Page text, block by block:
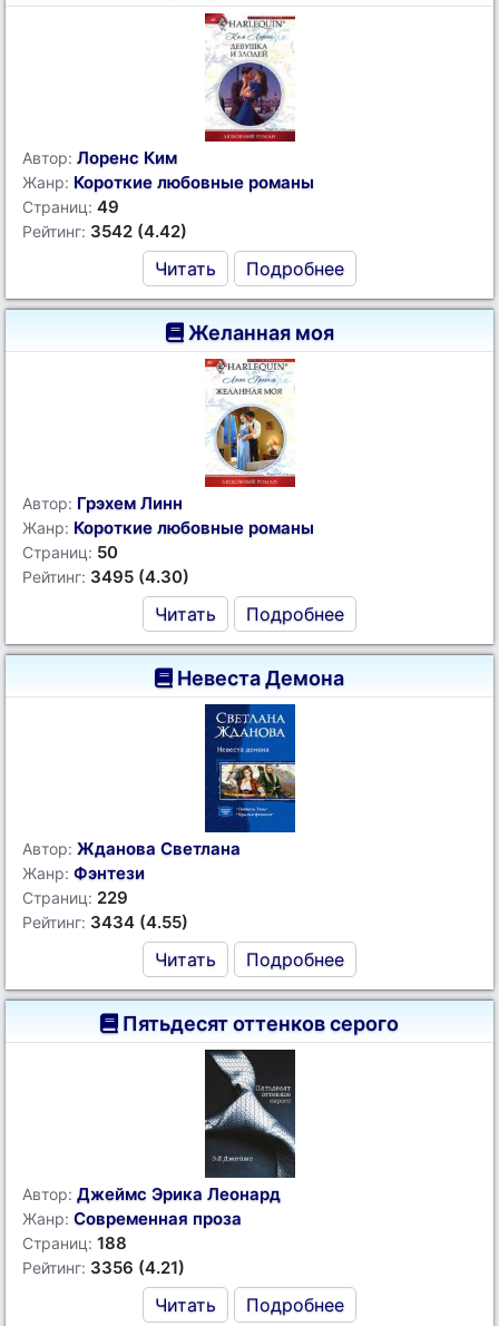
Автор: Лоренс Ким
Жанр: Короткие любовные романы
Страниц: 49
Рейтинг: 3542 (4.42)
Читать Подробнее
Желанная моя
Автор: Грэхем Линн
Жанр: Короткие любовные романы
Страниц: 50
Рейтинг: 3495 (4.30)
Читать Подробнее
Невеста Демона
Автор: Жданова Светлана
Жанр: Фэнтези
Страниц: 229
Рейтинг: 3434 (4.55)
Читать Подробнее
Пятьдесят оттенков серого
Автор: Джеймс Эрика Леонард
Жанр: Современная проза
Страниц: 188
Рейтинг: 3356 (4.21)
Читать Подробнее